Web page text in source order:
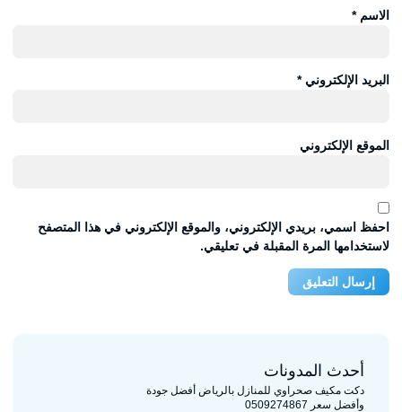
الاسم*
البريد الإلكتروني*
الموقع الإلكتروني
احفظ اسمي، بريدي الإلكتروني، والموقع الإلكتروني في هذا المتصفح
لاستخدامها المرة المقبلة في تعليقي.
أحدث المدونات
دكت مكيف صحراوي للمنازل بالرياض أفضل جودة
وأفضل سعر 0509274867